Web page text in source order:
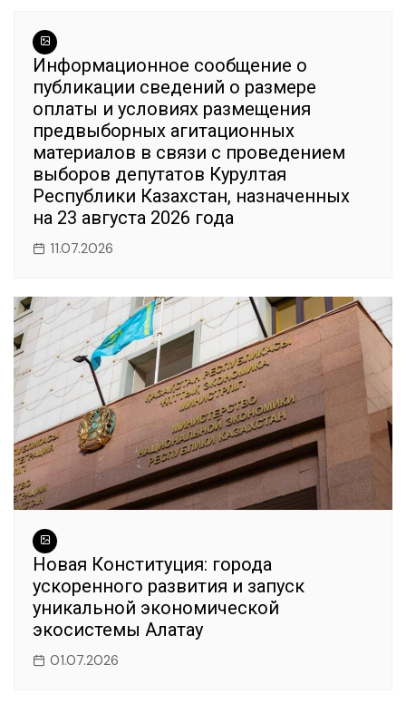
Информационное сообщение о
публикации сведений о размере
оплаты и условиях размещения
предвыборных агитационных
материалов в связи с проведением
выборов депутатов Курултая
Республики Казахстан, назначенных
на 23 августа 2026 года
11.07.2026
Новая Конституция: города
ускоренного развития и запуск
уникальной экономической
экосистемы Алатау
01.07.2026